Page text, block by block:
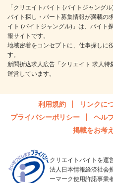
「クリエイトバイト (バイトジャング
バイト探し・パート募集情報が満載の
イト (バイトジャングル)」は、バイト
報サイトです。
地域密着をコンセプトに、仕事探しに
す。
新聞折込求人広告「クリエイト 求人
運営しています。
利用規約 リンクに
プライバシーポリシー
ヘル
掲載をお考
クリエイトバイトを運
法人日本情報経済社会
ーマーク使用許諾事業